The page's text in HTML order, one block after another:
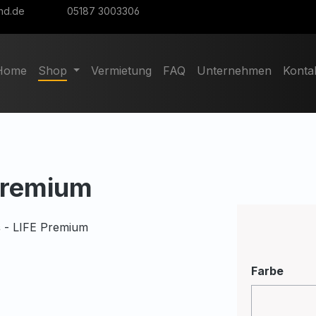
05187 3003306
Shop Vermietung FAQ Unternehmen
Farbe